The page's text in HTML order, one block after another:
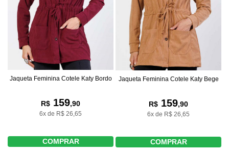
Jaqueta Feminina Cotele Katy Bordo
R$ 159,90
6x de R$ 26,65
COMPRAR
Jaqueta Feminina Cotele Katy Bege
R$ 159,90
6x de R$ 26,65
COMPRAR